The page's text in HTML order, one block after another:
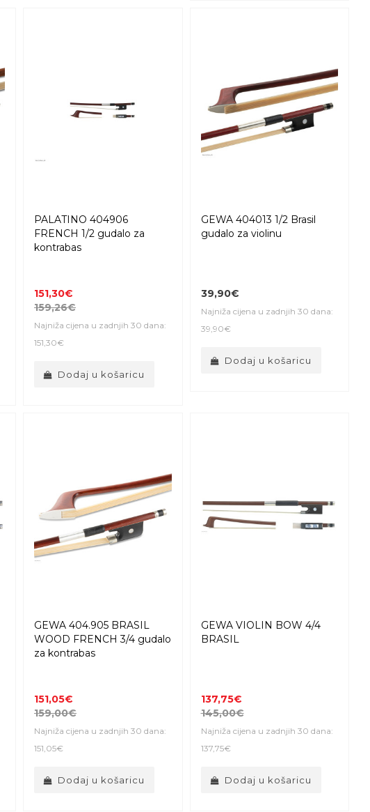
PALATINO 404906
FRENCH 1/2 gudalo za
kontrabas
151,30€
159,26€
Najniža cijena u zadnjih 30 dana:
151,30€
Dodaj u košaricu
GEWA 404013 1/2 Brasil
gudalo za violinu
39,90€
Najniža cijena u zadnjih 30 dana:
39,90€
Dodaj u košaricu
GEWA 404.905 BRASIL
WOOD FRENCH 3/4 gudalo
za kontrabas
151,05€
159,00€
Najniža cijena u zadnjih 30 dana:
151,05€
Dodaj u košaricu
GEWA VIOLIN BOW 4/4
BRASIL
137,75€
145,00€
Najniža cijena u zadnjih 30 dana:
137,75€
Dodaj u košaricu